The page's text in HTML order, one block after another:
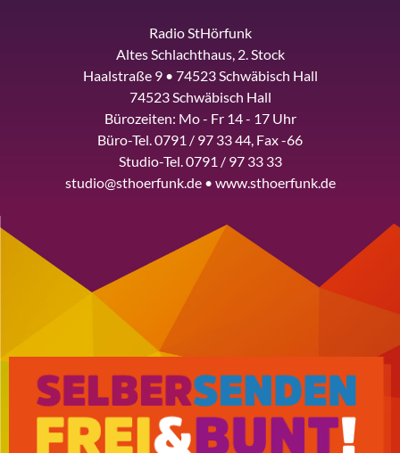
Radio StHörfunk
Altes Schlachthaus, 2. Stock
Haalstraße 9 • 74523 Schwäbisch Hall
74523 Schwäbisch Hall
Bürozeiten: Mo - Fr 14 - 17 Uhr
Büro-Tel. 0791 / 97 33 44, Fax -66
Studio-Tel. 0791 / 97 33 33
studio@sthoerfunk.de • www.sthoerfunk.de